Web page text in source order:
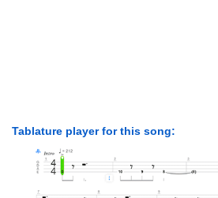
Tablature player for this song: